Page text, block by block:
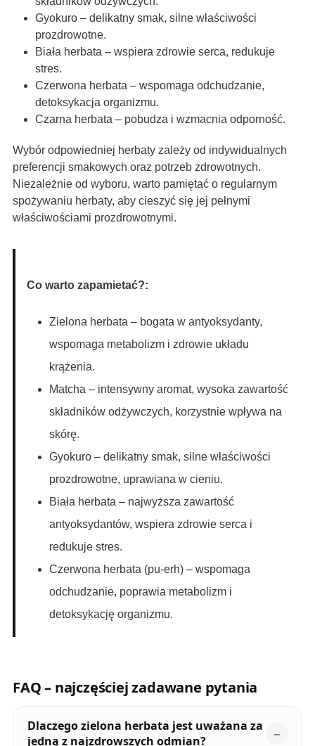
Gyokuro – delikatny smak, silne właściwości
prozdrowotne.
Biała herbata – wspiera zdrowie serca, redukuje
stres.
Czerwona herbata – wspomaga odchudzanie,
detoksykacja organizmu.
Czarna herbata – pobudza i wzmacnia odporność.
Wybór odpowiedniej herbaty zależy od indywidualnych
preferencji smakowych oraz potrzeb zdrowotnych.
Niezależnie od wyboru, warto pamiętać o regularnym
spożywaniu herbaty, aby cieszyć się jej pełnymi
właściwościami prozdrowotnymi.
Co warto zapamietać?:
Zielona herbata – bogata w antyoksydanty,
wspomaga metabolizm i zdrowie układu
krążenia.
Matcha – intensywny aromat, wysoka zawartość
składników odżywczych, korzystnie wpływa na
skórę.
Gyokuro – delikatny smak, silne właściwości
prozdrowotne, uprawiana w cieniu.
Biała herbata – najwyższa zawartość
antyoksydantów, wspiera zdrowie serca i
redukuje stres.
Czerwona herbata (pu-erh) – wspomaga
odchudzanie, poprawia metabolizm i
detoksykację organizmu.
FAQ – najczęściej zadawane pytania
Dlaczego zielona herbata jest uważana za
jedną z najzdrowszych odmian?